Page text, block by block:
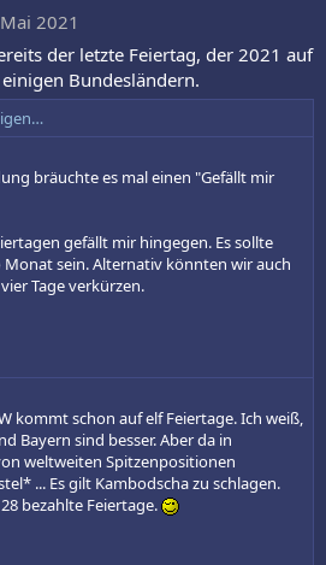
2021
der letzte Feiertag, der 2021 auf
Bundesländern.
bräuchte es mal einen "Gefällt mir
gefällt mir hingegen. Es sollte
sein. Alternativ könnten wir auch
Tage verkürzen.
kommt schon auf elf Feiertage. Ich weiß,
Bayern sind besser. Aber da in
weltweiten Spitzenpositionen
... Es gilt Kambodscha zu schlagen.
bezahlte Feiertage.